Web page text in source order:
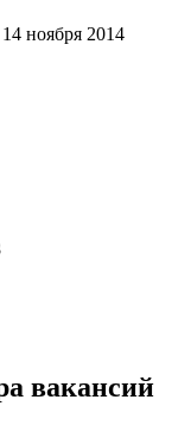
14 ноября 2014
вакансий